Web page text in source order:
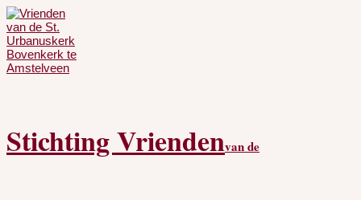
Skip
to
content
Stichting Vriendenvan de